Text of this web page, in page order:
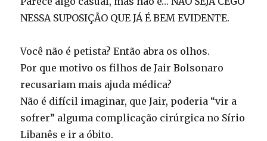
NESSA SUPOSIÇÃO QUE JÁ É BEM EVIDENTE.
Você não é petista? Então abra os olhos.
Por que motivo os filhos de Jair Bolsonaro
recusariam mais ajuda médica?
Não é difícil imaginar, que Jair, poderia “vir a
sofrer” alguma complicação cirúrgica no Sírio
Libanês e ir a óbito.